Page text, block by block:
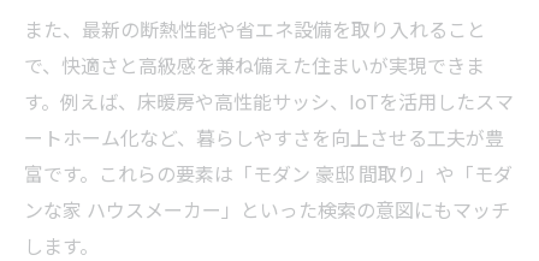
また、最新の断熱性能や省エネ設備を取り入れること
で、快適さと高級感を兼ね備えた住まいが実現できま
す。例えば、床暖房や高性能サッシ、IoTを活用したスマ
ートホーム化など、暮らしやすさを向上させる工夫が豊
富です。これらの要素は「モダン 豪邸 間取り」や「モダ
ンな家 ハウスメーカー」といった検索の意図にもマッチ
します。